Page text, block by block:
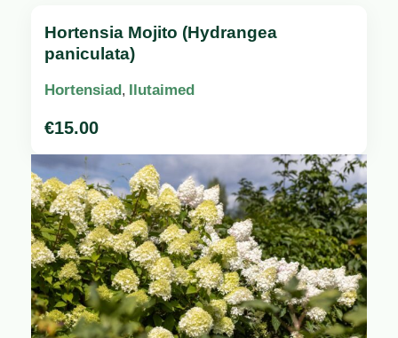
Hortensia Mojito (Hydrangea
paniculata)
Hortensiad, Ilutaimed
€15.00